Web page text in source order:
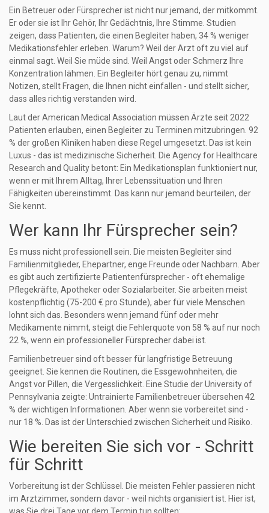
Ein Betreuer oder Fürsprecher ist nicht nur jemand, der mitkommt.
Er oder sie ist Ihr Gehör, Ihr Gedächtnis, Ihre Stimme. Studien
zeigen, dass Patienten, die einen Begleiter haben, 34 % weniger
Medikationsfehler erleben. Warum? Weil der Arzt oft zu viel auf
einmal sagt. Weil Sie müde sind. Weil Angst oder Schmerz Ihre
Konzentration lähmen. Ein Begleiter hört genau zu, nimmt
Notizen, stellt Fragen, die Ihnen nicht einfallen - und stellt sicher,
dass alles richtig verstanden wird.
Laut der American Medical Association müssen Ärzte seit 2022
Patienten erlauben, einen Begleiter zu Terminen mitzubringen. 92
% der großen Kliniken haben diese Regel umgesetzt. Das ist kein
Luxus - das ist medizinische Sicherheit. Die Agency for Healthcare
Research and Quality betont: Ein Medikationsplan funktioniert nur,
wenn er mit Ihrem Alltag, Ihrer Lebenssituation und Ihren
Fähigkeiten übereinstimmt. Das kann nur jemand beurteilen, der
Sie kennt.
Wer kann Ihr Fürsprecher sein?
Es muss nicht professionell sein. Die meisten Begleiter sind
Familienmitglieder, Ehepartner, enge Freunde oder Nachbarn. Aber
es gibt auch zertifizierte Patientenfürsprecher - oft ehemalige
Pflegekräfte, Apotheker oder Sozialarbeiter. Sie arbeiten meist
kostenpflichtig (75-200 € pro Stunde), aber für viele Menschen
lohnt sich das. Besonders wenn jemand fünf oder mehr
Medikamente nimmt, steigt die Fehlerquote von 58 % auf nur noch
22 %, wenn ein professioneller Fürsprecher dabei ist.
Familienbetreuer sind oft besser für langfristige Betreuung
geeignet. Sie kennen die Routinen, die Essgewohnheiten, die
Angst vor Pillen, die Vergesslichkeit. Eine Studie der University of
Pennsylvania zeigte: Untrainierte Familienbetreuer übersehen 42
% der wichtigen Informationen. Aber wenn sie vorbereitet sind -
nur 18 %. Das ist der Unterschied zwischen Sicherheit und Risiko.
Wie bereiten Sie sich vor - Schritt
für Schritt
Vorbereitung ist der Schlüssel. Die meisten Fehler passieren nicht
im Arztzimmer, sondern davor - weil nichts organisiert ist. Hier ist,